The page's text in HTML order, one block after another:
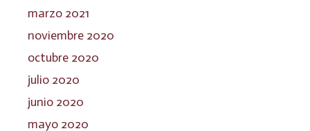
marzo 2021
noviembre 2020
octubre 2020
julio 2020
junio 2020
mayo 2020